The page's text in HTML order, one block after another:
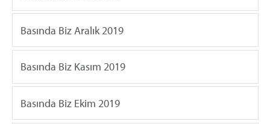
Basında Biz Aralık 2019
Basında Biz Kasım 2019
Basında Biz Ekim 2019